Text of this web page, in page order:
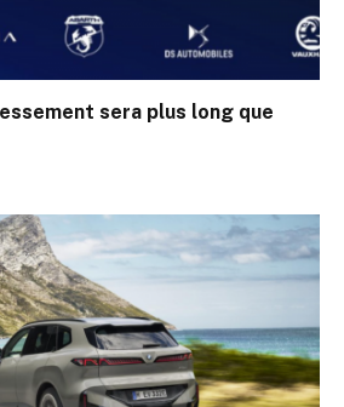
sera plus long que